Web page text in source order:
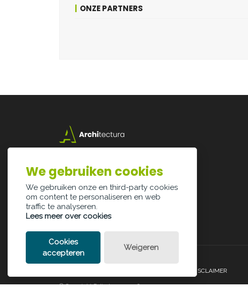
ONZE PARTNERS
3500 Hasselt
info@architectura.be
LEGAL DISCLAIMER
© Copyright Palindroom 2026
We gebruiken cookies
We gebruiken onze en third-party cookies
om content te personaliseren en web
traffic te analyseren.
Lees meer over cookies
Cookies
accepteren
Weigeren